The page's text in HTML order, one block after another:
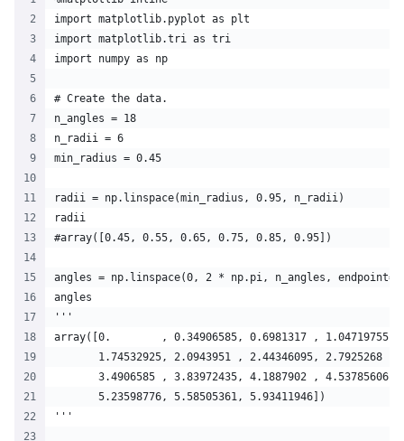
import matplotlib.pyplot as plt
import matplotlib.tri as tri
import numpy as np
# Create the data.
n_angles = 18
n_radii = 6
min_radius = 0.45
radii = np.linspace(min_radius, 0.95, n_radii)
radii
#array([0.45, 0.55, 0.65, 0.75, 0.85, 0.95])
angles = np.linspace(0, 2 * np.pi, n_angles,
angles
'''
array([0.        , 0.34906585, 0.6981317 , 1.04719755,
1.74532925, 2.0943951 , 2.44346095, 2.7925268 ,
3.4906585 , 3.83972435, 4.1887902 , 4.53785606,
       5.23598776, 5.58505361, 5.93411946])
'''